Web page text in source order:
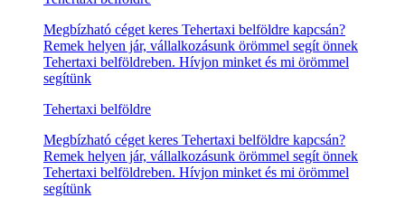
Megbízható céget keres Tehertaxi belföldre kapcsán?
Remek helyen jár, vállalkozásunk örömmel segít önnek
Tehertaxi belföldreben. Hívjon minket és mi örömmel
segítünk
Tehertaxi belföldre
Megbízható céget keres Tehertaxi belföldre kapcsán?
Remek helyen jár, vállalkozásunk örömmel segít önnek
Tehertaxi belföldreben. Hívjon minket és mi örömmel
segítünk